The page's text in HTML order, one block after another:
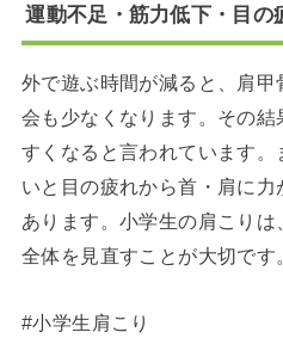
運動不足・筋力低下・目の
外で遊ぶ時間が減ると、肩
会も少なくなります。その
すくなると言われています
いと目の疲れから首・肩に
あります。小学生の肩こり
全体を見直すことが大切です
#小学生肩こり